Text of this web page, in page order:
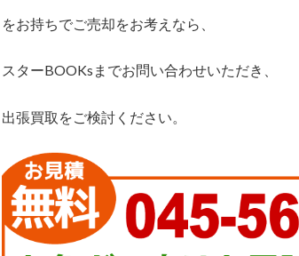
をお持ちでご売却をお考えなら、
スターBOOKsまでお問い合わせいただき、
出張買取をご検討ください。